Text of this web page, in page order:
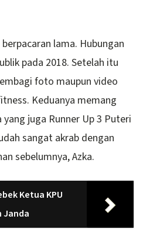
lama. Hubungan
pada 2018. Setelah itu
foto maupun video
Keduanya memang
juga Runner Up 3 Puteri
sangat akrab dengan
sebelumnya, Azka.
Ketua KPU
Janda